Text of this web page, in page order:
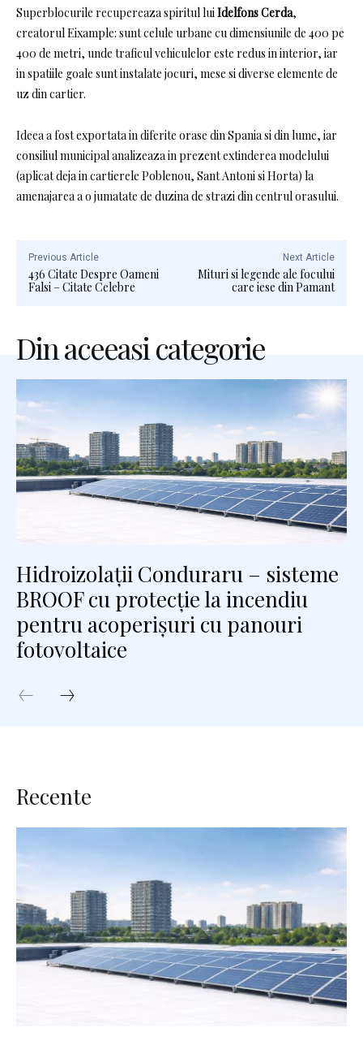
Superblocurile recupereaza spiritul luiIdelfons Cerda,
creatorul Eixample: sunt celule urbane cu dimensiunile de 400 pe
400 de metri, unde traficul vehiculelor este redus in interior, iar
in spatiile goale sunt instalate jocuri, mese si diverse elemente de
uz din cartier.
Ideea a fost exportata in diferite orase din Spania si din lume, iar
consiliul municipal analizeaza in prezent extinderea modelului
(aplicat deja in cartierele Poblenou, Sant Antoni si Horta) la
amenajarea a o jumatate de duzina de strazi din centrul orasului.
Previous Article
436 Citate Despre Oameni
Falsi – Citate Celebre
Next Article
Mituri si legende ale focului
care iese din Pamant
Din aceeasi categorie
Hidroizolații Conduraru – sisteme
BROOF cu protecție la incendiu
pentru acoperișuri cu panouri
fotovoltaice
Recente